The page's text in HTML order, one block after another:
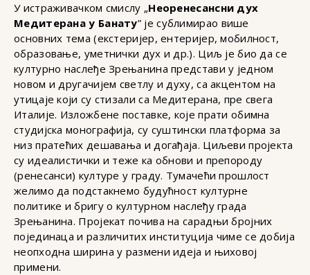
У истраживачком смислу „Неоренесансни дух
Медитерана у Банату” је сублимирао више
основних тема (екстеријер, ентеријер, мобилност,
образовање, уметнички дух и др.). Циљ је био да се
културно наслеђе Зрењанина представи у једном
новом и другачијем светлу и духу, са акцентом на
утицаје који су стизали са Медитерана, пре свега
Италије. Изложбене поставке, које прати обимна
студијска монографија, су суштински платформа за
низ пратећих дешавања и догађаја. Циљеви пројекта
су идеалистички и теже ка обнови и препороду
(ренесанси) културе у граду. Тумачећи прошлост
желимо да подстакнемо будућност културне
политике и бригу о културном наслеђу града
Зрењанина. Пројекат почива на сарадњи бројних
појединаца и различитих институција чиме се добија
неопходна ширина у размени идеја и њиховој
примени.